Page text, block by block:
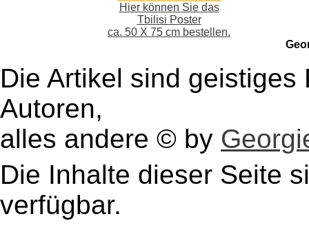
Hier können Sie das
Tbilisi Poster
ca. 50 X 75 cm bestellen.
Die Artikel sind
Autoren,
alles andere © by
Die Inhalte dieser Seite
verfügbar.